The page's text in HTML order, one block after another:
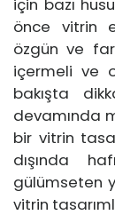
önce vitrin
özgün ve
içermeli ve
bakışta
devamında
bir vitrin
dışında
gülümseten
vitrin